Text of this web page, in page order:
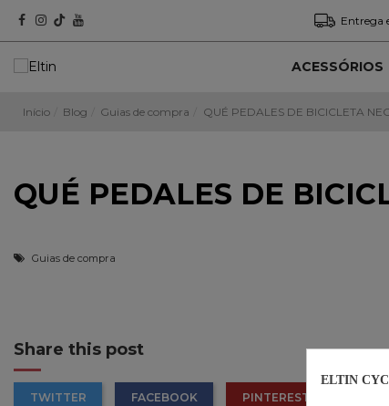
Entrega
ACESSÓRIOS
Início Blog Guias de compra QUÉ PEDALES DE BICICLETA
QUÉ PEDALES DE
Guias de compra
Share this post
TWITTER FACEBOOK PINTEREST
ELTIN